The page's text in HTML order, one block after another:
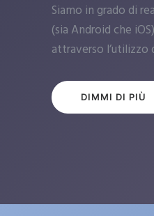
Siamo in grado di
(sia Android che
attraverso l’utilizzo
DIMMI DI PIÙ